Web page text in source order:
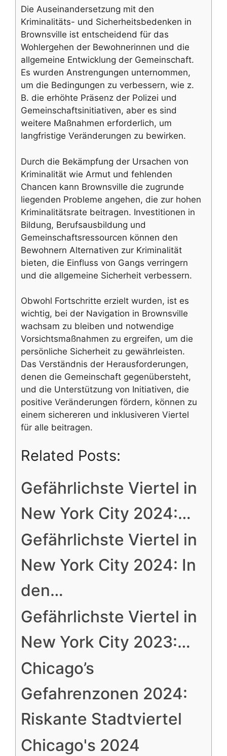
Die Auseinandersetzung mit den
Kriminalitäts- und Sicherheitsbedenken in
Brownsville ist entscheidend für das
Wohlergehen der Bewohnerinnen und die
allgemeine Entwicklung der Gemeinschaft.
Es wurden Anstrengungen unternommen,
um die Bedingungen zu verbessern, wie z.
B. die erhöhte Präsenz der Polizei und
Gemeinschaftsinitiativen, aber es sind
weitere Maßnahmen erforderlich, um
langfristige Veränderungen zu bewirken.
Durch die Bekämpfung der Ursachen von
Kriminalität wie Armut und fehlenden
Chancen kann Brownsville die zugrunde
liegenden Probleme angehen, die zur hohen
Kriminalitätsrate beitragen. Investitionen in
Bildung, Berufsausbildung und
Gemeinschaftsressourcen können den
Bewohnern Alternativen zur Kriminalität
bieten, die Einfluss von Gangs verringern
und die allgemeine Sicherheit verbessern.
Obwohl Fortschritte erzielt wurden, ist es
wichtig, bei der Navigation in Brownsville
wachsam zu bleiben und notwendige
Vorsichtsmaßnahmen zu ergreifen, um die
persönliche Sicherheit zu gewährleisten.
Das Verständnis der Herausforderungen,
denen die Gemeinschaft gegenübersteht,
und die Unterstützung von Initiativen, die
positive Veränderungen fördern, können zu
einem sichereren und inklusiveren Viertel
für alle beitragen.
Related Posts:
Gefährlichste Viertel in
New York City 2024:…
Gefährlichste Viertel in
New York City 2024: In
den…
Gefährlichste Viertel in
New York City 2023:…
Chicago’s
Gefahrenzonen 2024:
Riskante Stadtviertel
Chicago's 2024